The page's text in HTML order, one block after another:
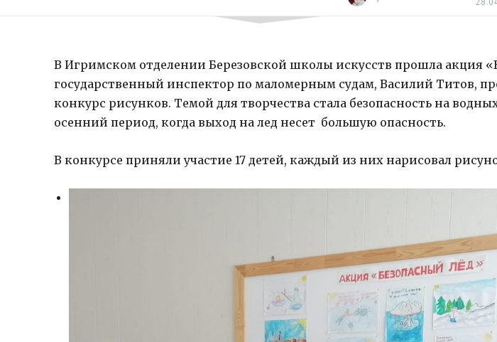
В Игримском отделении Березовской школы искусств прошла акция
государственный инспектор по маломерным судам, Василий Титов,
конкурс рисунков. Темой для творчества стала безопасность на
осенний период, когда выход на лед несет большую опасность.
В конкурсе приняли участие 17 детей, каждый из них нарисовал